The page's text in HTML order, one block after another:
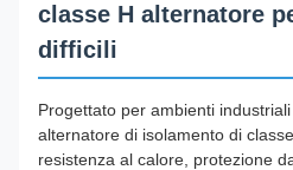
classe H alternatore
difficili
Progettato per ambienti
alternatore di isolamento di
resistenza al calore, protezione